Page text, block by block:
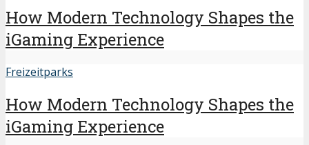
How Modern Technology Shapes the
iGaming Experience
Freizeitparks
How Modern Technology Shapes the
iGaming Experience